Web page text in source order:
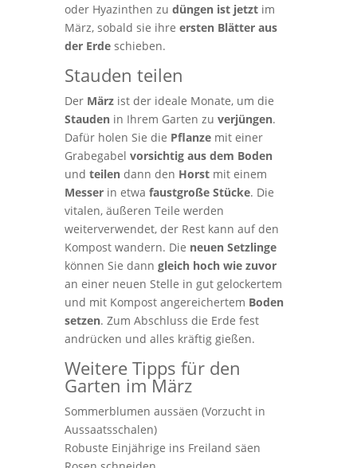
oder Hyazinthen zu düngen ist jetztim
März, sobald sie ihre ersten Blätter aus
der Erdeschieben.
Stauden teilen
Der Märzist der ideale Monate, um die
Staudenin Ihrem Garten zu verjüngen.
Dafür holen Sie die Pflanzemit einer
Grabegabel vorsichtig aus dem Boden
und teilendann den Horstmit einem
Messerin etwa faustgroße Stücke. Die
vitalen, äußeren Teile werden
weiterverwendet, der Rest kann auf den
Kompost wandern. Die neuen Setzlinge
können Sie dann gleich hoch wie zuvor
an einer neuen Stelle in gut gelockertem
und mit Kompost angereichertem Boden
setzen. Zum Abschluss die Erde fest
andrücken und alles kräftig gießen.
Weitere Tipps für den
Garten im März
Sommerblumen aussäen (Vorzucht in
Aussaatsschalen)
Robuste Einjährige ins Freiland säen